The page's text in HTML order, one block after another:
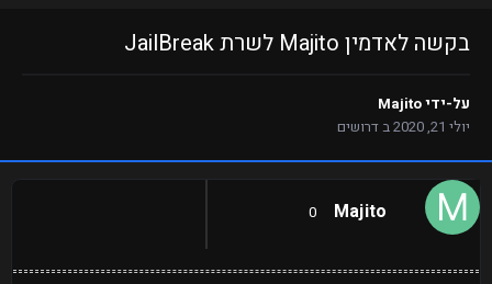
בקשה לאדמין Majito לשרת JailBreak
על-ידיMajito
יולי 21, 2020
בדרושים
Majito
0